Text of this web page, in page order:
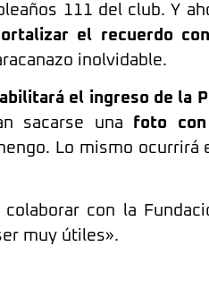
111 del club. Y
el recuerdo
inolvidable.
el ingreso de la
sacarse una foto con
Lo mismo ocurrirá
con la
muy útiles».